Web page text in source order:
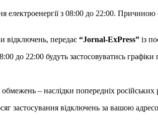
електроенергії з 08:00 до 22:00. Причиною
відключень, передає “Jornal-ExPress” із
до 22:00 будуть застосовуватись
– наслідки попередніх російських
застосування відключень за вашою